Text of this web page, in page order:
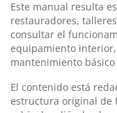
Este manual resulta
restauradores,
consultar el
equipamiento
mantenimiento
El contenido está
estructura original de